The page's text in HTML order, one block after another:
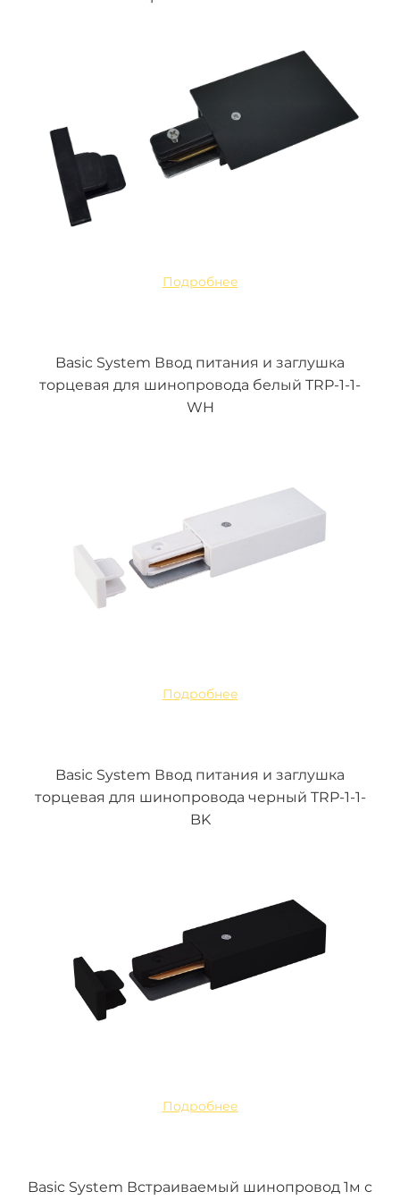
Подробнее
Basic System Ввод питания и заглушка
торцевая для шинопровода белый TRP-1-1-
WH
Подробнее
Basic System Ввод питания и заглушка
торцевая для шинопровода черный TRP-1-1-
BK
Подробнее
Basic System Встраиваемый шинопровод 1м с